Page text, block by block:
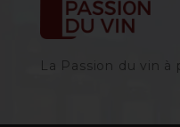
La Passion du vin à